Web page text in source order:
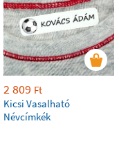
2 809 Ft
Kicsi Vasalható
Névcímkék